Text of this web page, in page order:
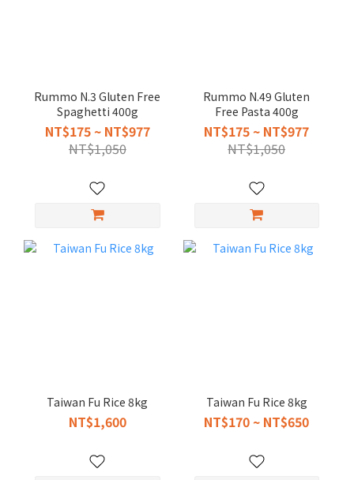
Rummo N.3 Gluten Free
Spaghetti 400g
NT$175 ~ NT$977
NT$1,050
Rummo N.49 Gluten
Free Pasta 400g
NT$175 ~ NT$977
NT$1,050
Taiwan Fu Rice 8kg
NT$1,600
Taiwan Fu Rice 8kg
NT$170 ~ NT$650